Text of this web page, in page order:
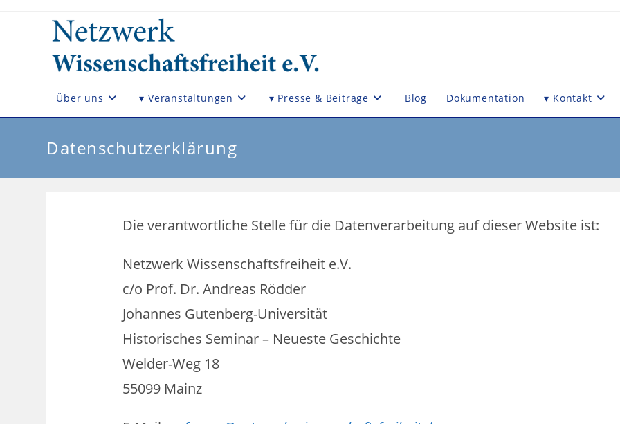
Über uns ▾ Veranstaltungen ▾ Presse & Beiträge Blog Dokumentation ▾ Kontakt
Datenschutzerklärung
Die verantwortliche Stelle für die Datenverarbeitung auf dieser Website ist:
Netzwerk Wissenschaftsfreiheit e.V.
c/o Prof. Dr. Andreas Rödder
Johannes Gutenberg-Universität
Historisches Seminar – Neueste Geschichte
Welder-Weg 18
55099 Mainz